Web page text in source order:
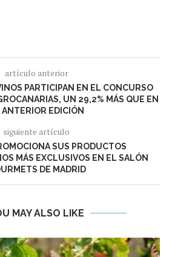
artículo anterior
PARTICIPAN EN EL CONCURSO
UN 29,2% MÁS QUE EN
ANTERIOR EDICIÓN
siguiente artículo
SUS PRODUCTOS
MÁS EXCLUSIVOS EN EL SALÓN
DE MADRID
MAY ALSO LIKE